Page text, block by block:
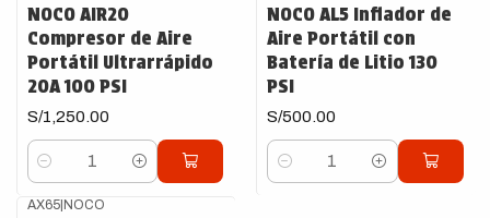
NOCO AIR20
Compresor de Aire
Portátil Ultrarrápido
20A 100 PSI
S/1,250.00
Cantidad
NOCO AL5 Inflador de
Aire Portátil con
Batería de Litio 130
PSI
S/500.00
Cantidad
AX65| NOCO